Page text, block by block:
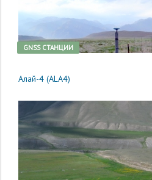
GNSS CТАНЦИИ
Алай-4 (ALA4)